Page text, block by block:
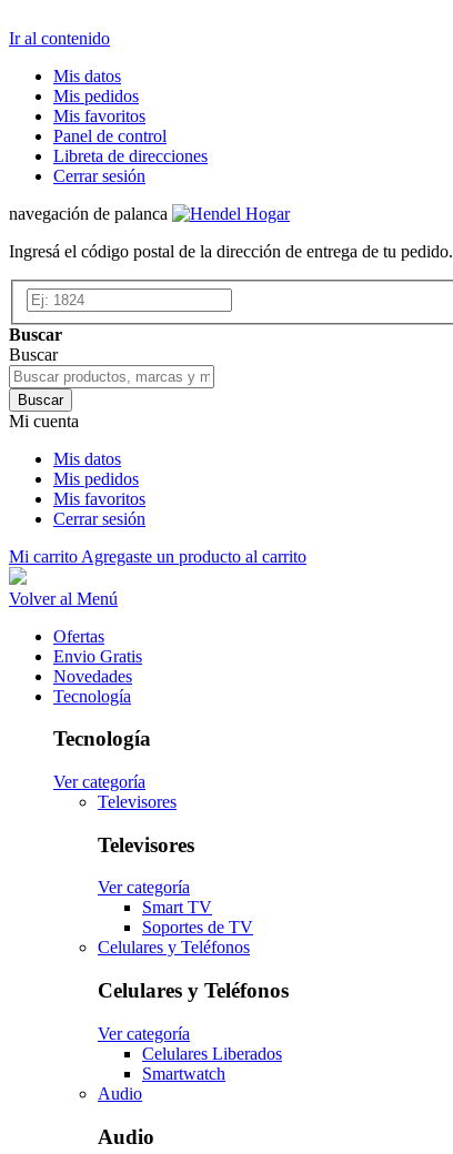
Ir al contenido
Mis datos
Mis pedidos
Mis favoritos
Panel de control
Libreta de direcciones
Cerrar sesión
navegación de palanca
Ingresá el código postal de la dirección de entrega de tu pedido.
Buscar
Buscar
Buscar
Mi cuenta
Mis datos
Mis pedidos
Mis favoritos
Cerrar sesión
Mi carrito Agregaste un producto al carrito
Volver al Menú
Ofertas
Envio Gratis
Novedades
Tecnología
Tecnología
Ver categoría
Televisores
Televisores
Ver categoría
Smart TV
Soportes de TV
Celulares y Teléfonos
Celulares y Teléfonos
Ver categoría
Celulares Liberados
Smartwatch
Audio
Audio